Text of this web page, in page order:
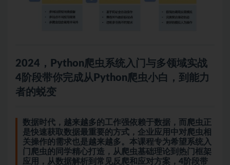
2024，Python爬虫系统入门与多领域实战
4阶段带你完成从Python爬虫小白，到能力
者的蜕变
数据时代，越来越多的工作强依赖于数据，而爬虫正
是快速获取数据最重要的方式，企业应用中对爬虫相
关操作的需求也是越来越多。本课程专为希望系统入
门爬虫的同学精心打造，从爬虫基础理论到热门框架
应用，从数据解析到常见反爬和应对方案，4阶段带